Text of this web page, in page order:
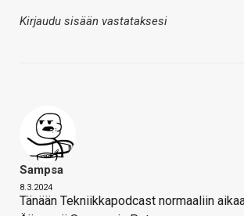
Kirjaudu sisään vastataksesi
Sampsa
8.3.2024
Tänään Tekniikkapodcast normaaliin